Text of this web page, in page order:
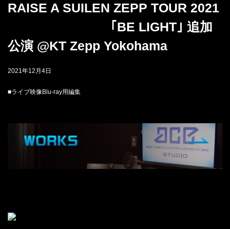
RAISE A SUILEN ZEPP TOUR 2021
｢BE LIGHT｣ 追加
公演 @KT Zepp Yokohama
2021年12月4日
■ライブ映像Blu-ray用編集